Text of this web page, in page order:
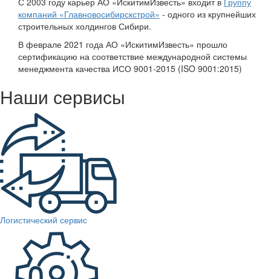
строительных холдингов Сибири.
В феврале 2021 года АО «ИскитимИзвесть» прошло
сертификацию на соответствие международной системы
менеджмента качества ИСО 9001-2015 (ISO 9001:2015)
Наши сервисы
Логистический сервис